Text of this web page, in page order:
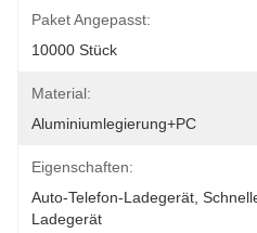
Paket Angepasst:
10000 Stück
Material:
Aluminiumlegierung+PC
Eigenschaften:
Auto-Telefon-Ladegerät,
Ladegerät